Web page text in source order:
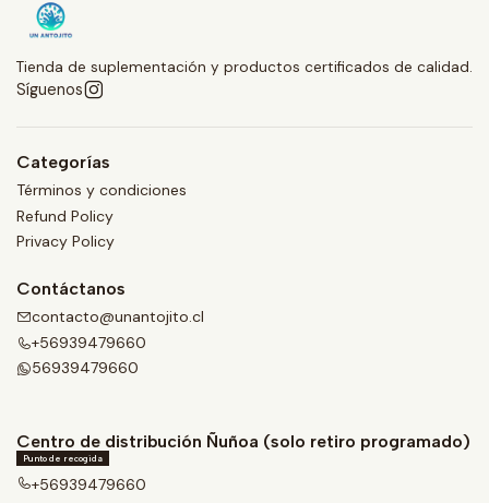
Tienda de suplementación y productos certificados de calidad.
Síguenos
Categorías
Términos y condiciones
Refund Policy
Privacy Policy
Contáctanos
contacto@unantojito.cl
+56939479660
56939479660
Centro de distribución Ñuñoa (solo retiro programado)
Punto de recogida
+56939479660